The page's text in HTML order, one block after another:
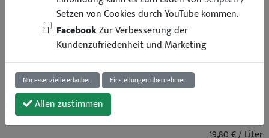
19,80 € / Liter
Setzen von Cookies durch YouTube kommen.
FacebookZur Verbesserung der
Kundenzufriedenheit und Marketing
Nur essenzielle erlauben Einstellungen übernehmen
Allen zustimmen